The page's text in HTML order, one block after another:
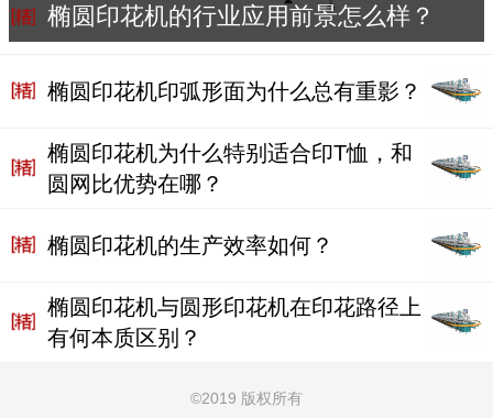
椭圆印花机的行业应用前景怎么样？
椭圆印花机印弧形面为什么总有重影？
椭圆印花机为什么特别适合印T恤，和
圆网比优势在哪？
椭圆印花机的生产效率如何？
椭圆印花机与圆形印花机在印花路径上
有何本质区别？
©2019 版权所有